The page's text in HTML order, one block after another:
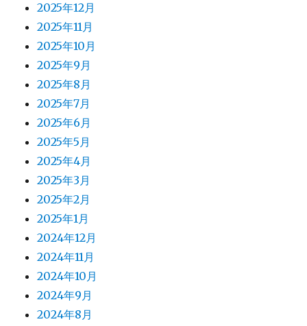
2025年12月
2025年11月
2025年10月
2025年9月
2025年8月
2025年7月
2025年6月
2025年5月
2025年4月
2025年3月
2025年2月
2025年1月
2024年12月
2024年11月
2024年10月
2024年9月
2024年8月